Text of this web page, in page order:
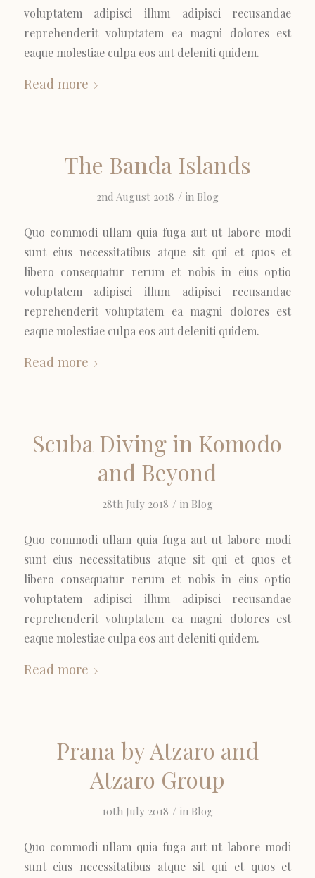
voluptatem adipisci illum adipisci recusandae
reprehenderit voluptatem ea magni dolores est
eaque molestiae culpa eos aut deleniti quidem.
Read more
The Banda Islands
2nd August 2018 / in Blog
Quo commodi ullam quia fuga aut ut labore modi
sunt eius necessitatibus atque sit qui et quos et
libero consequatur rerum et nobis in eius optio
voluptatem adipisci illum adipisci recusandae
reprehenderit voluptatem ea magni dolores est
eaque molestiae culpa eos aut deleniti quidem.
Read more
Scuba Diving in Komodo
and Beyond
28th July 2018 / in Blog
Quo commodi ullam quia fuga aut ut labore modi
sunt eius necessitatibus atque sit qui et quos et
libero consequatur rerum et nobis in eius optio
voluptatem adipisci illum adipisci recusandae
reprehenderit voluptatem ea magni dolores est
eaque molestiae culpa eos aut deleniti quidem.
Read more
Prana by Atzaro and
Atzaro Group
10th July 2018 / in Blog
Quo commodi ullam quia fuga aut ut labore modi
sunt eius necessitatibus atque sit qui et quos et